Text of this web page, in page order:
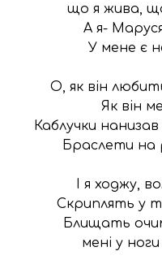
що я жива,
А я-
У мене є
О, як він
Як він
Каблучки
Браслети на
І я ходжу,
Скриплять у
Блищать
мені у